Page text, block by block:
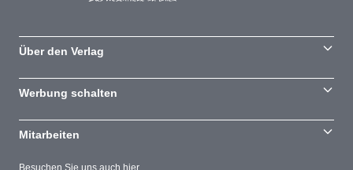
Besuchen Sie uns auch hier
Über den Verlag
Werbung schalten
Mitarbeiten